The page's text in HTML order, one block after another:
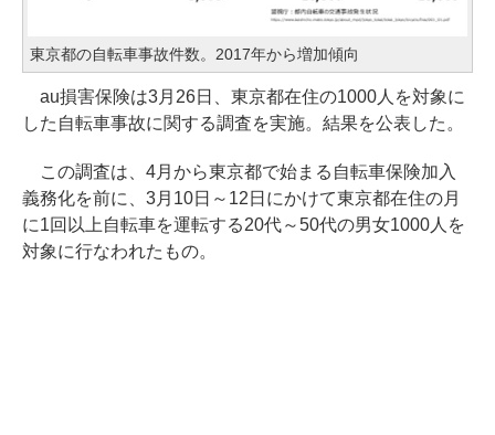
東京都の自転車事故件数。2017年から増加傾向
au損害保険は3月26日、東京都在住の1000人を対象に
した自転車事故に関する調査を実施。結果を公表した。
この調査は、4月から東京都で始まる自転車保険加入
義務化を前に、3月10日～12日にかけて東京都在住の月
に1回以上自転車を運転する20代～50代の男女1000人を
対象に行なわれたもの。